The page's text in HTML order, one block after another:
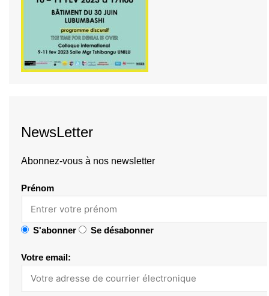
NewsLetter
Abonnez-vous à nos newsletter
Prénom
S'abonner Se désabonner
Votre email: